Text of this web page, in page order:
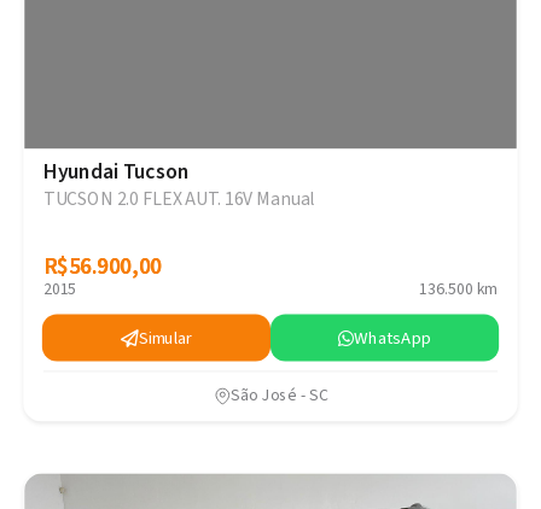
Hyundai Tucson
TUCSON 2.0 FLEX AUT. 16V Manual
R$56.900,00
R$56.900,00
2015 136.500 km
Simular WhatsApp
São José - SC